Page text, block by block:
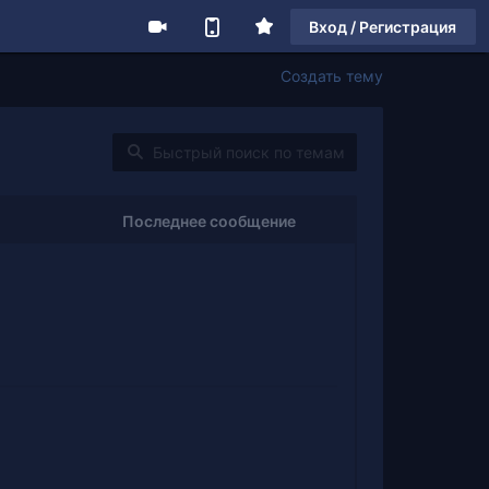
Вход / Регистрация
Создать тему
Последнее сообщение